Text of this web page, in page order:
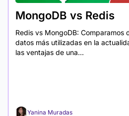
MongoDB vs Redis
Redis vs MongoDB: Comparamos
datos más utilizadas en la
las ventajas de una...
Yanina Muradas